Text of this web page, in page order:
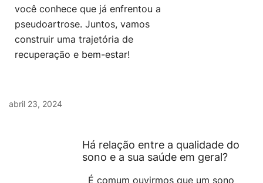
você conhece que já enfrentou a
pseudoartrose. Juntos, vamos
construir uma trajetória de
recuperação e bem-estar!
abril 23, 2024
Há relação entre a qualidade do
sono e a sua saúde em geral?
É comum ouvirmos que um sono